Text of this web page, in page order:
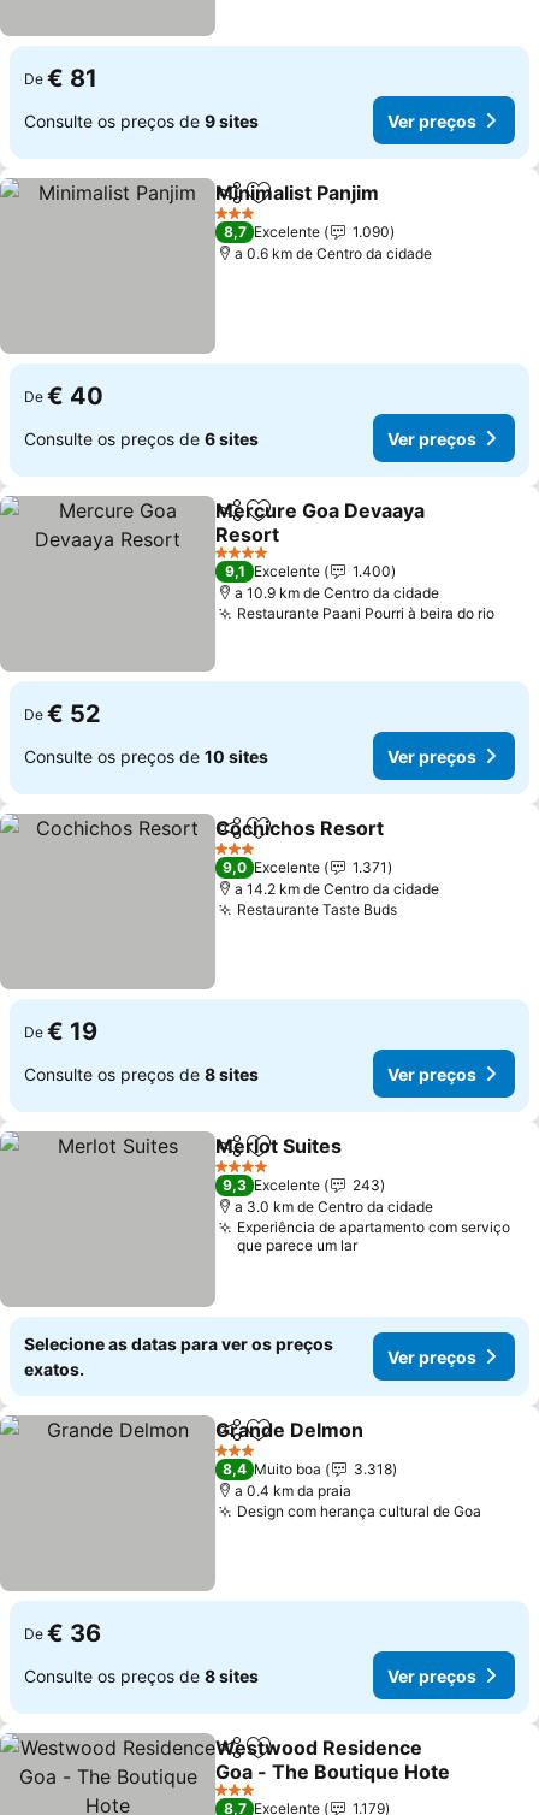
De € 81
Consulte os preços de 9 sites Ver preços
PartilharAdicionar aos favoritos
Minimalist Panjim
3 Estrelas
8,7 Excelente
1.090
a 0.6 km de Centro da cidade
De € 40
Consulte os preços de 6 sites Ver preços
PartilharAdicionar aos favoritos
Mercure Goa Devaaya
Resort
4 Estrelas
9,1 Excelente
1.400
a 10.9 km de Centro da cidade
Restaurante Paani Pourri à beira do rio
De € 52
Consulte os preços de 10 sites Ver preços
PartilharAdicionar aos favoritos
Cochichos Resort
3 Estrelas
9,0 Excelente
1.371
a 14.2 km de Centro da cidade
Restaurante Taste Buds
De € 19
Consulte os preços de 8 sites Ver preços
PartilharAdicionar aos favoritos
Merlot Suites
4 Estrelas
9,3 Excelente
243
a 3.0 km de Centro da cidade
Experiência de apartamento com serviço
que parece um lar
Selecione as datas para ver os preços
exatos.
Ver preços
PartilharAdicionar aos favoritos
Grande Delmon
3 Estrelas
8,4 Muito boa
3.318
a 0.4 km da praia
Design com herança cultural de Goa
De € 36
Consulte os preços de 8 sites Ver preços
PartilharAdicionar aos favoritos
Westwood Residence
Goa - The Boutique Hote
3 Estrelas
8,7 Excelente 1.179